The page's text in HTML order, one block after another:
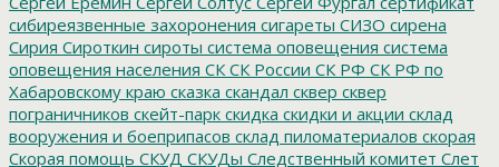
сибиреязвенные захоронения сигареты СИЗО сирена
Сирия Сироткин сироты система оповещения система
оповещения населения СК СК России СК РФ СК РФ по
Хабаровскому краю сказка скандал сквер сквер
пограничников скейт-парк скидка скидки и акции склад
вооружения и боеприпасов склад пиломатериалов скорая
Скорая помощь СКУД СКУДы Следственный комитет Слет